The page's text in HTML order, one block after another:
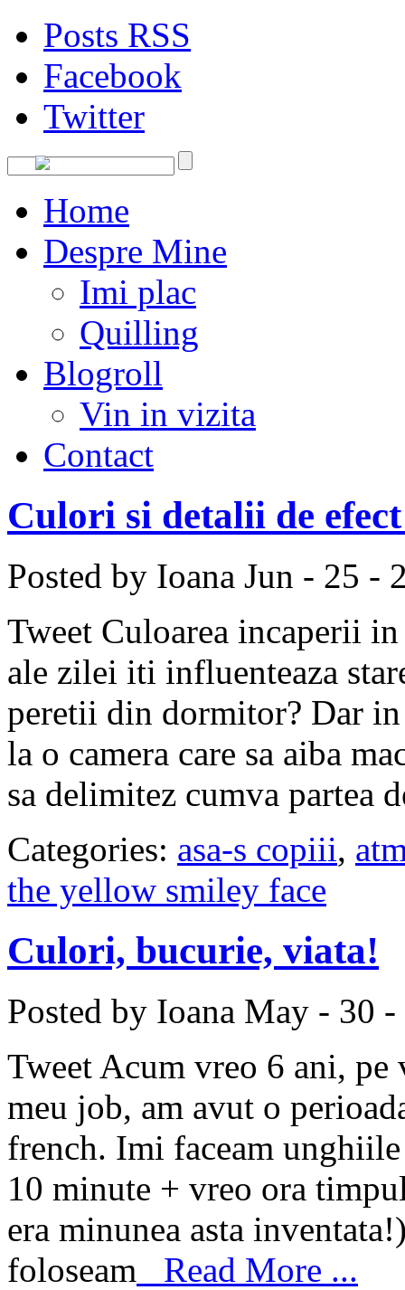
Posts RSS
Facebook
Twitter
Home
Despre Mine
Imi plac
Quilling
Blogroll
Vin in vizita
Contact
Culori si detalii de
Posted by Ioana Jun - 25 -
Tweet Culoarea incaperii
ale zilei iti influenteaza
peretii din dormitor? Dar
la o camera care sa aiba
sa delimitez cumva partea
Categories: asa-s copiii,
the yellow smiley face
Culori, bucurie, viata!
Posted by Ioana May - 30 -
Tweet Acum vreo 6 ani,
meu job, am avut o
french. Imi faceam
10 minute + vreo ora
era minunea asta
foloseam Read More ...